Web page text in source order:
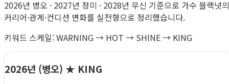
2026년 병오 · 2027년 정미 · 2028년 무신 기준으로 가수 블랙넛의
커리어·관계·컨디션 변화를 실전형으로 정리했습니다.
키워드 스케일: WARNING → HOT → SHINE → KING
2026년 (병오) ★ KING